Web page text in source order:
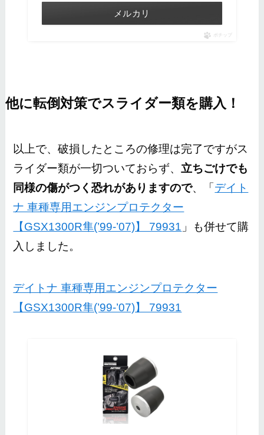
メルカリ
ポチップ
他に転倒対策でスライダー類を購入！
以上で、破損したところの修理は完了ですがス
ライダー類が一切ついておらず、 立ちごけでも
同様の傷がつく恐れがありますので、「 デイト
ナ 車種専用エンジンプロテクター
【GSX1300R隼(’99-’07)】 79931 」も併せて購
入しました。
デイトナ 車種専用エンジンプロテクター
【GSX1300R隼(’99-’07)】 79931